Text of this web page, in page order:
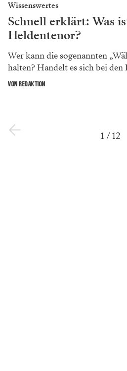
Wissenswertes
Schnell erklärt: Was
Heldentenor?
Wer kann die sogenannten
halten? Handelt es sich bei
VON REDAKTION
1 /12